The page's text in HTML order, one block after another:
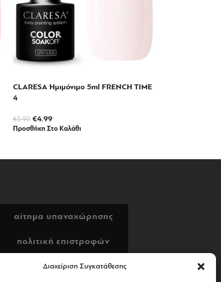
Διαχείριση Συγκατάθεσης
CLARESA Ημιμόνιμο 5ml FRENCH TIME
4
€5.90 €4.99
Προσθήκη Στο Καλάθι
αίτημα υπαναχώρησης
πολιτική επιστροφών
αποστολή & πληρωμή